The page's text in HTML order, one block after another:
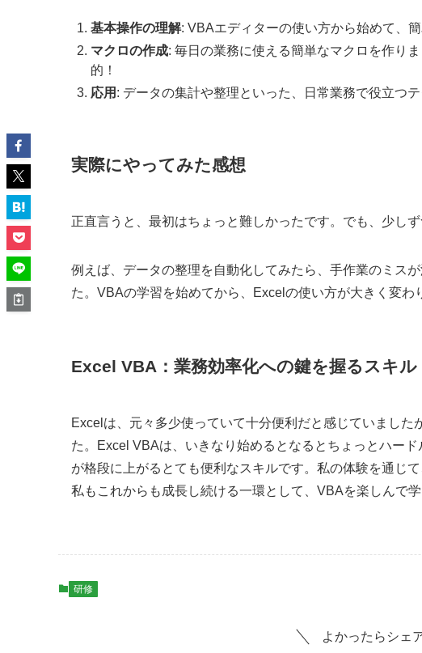
基本操作の理解: VBAエディターの使い方から始めて、
マクロの作成: 毎日の業務に使える簡単なマクロを作り
的！
応用 : データの集計や整理といった、日常業務で役立つテ
実際にやってみた感想
正直言うと、最初はちょっと難しかったです。でも、少し
例えば、データの整理を自動化してみたら、手作業のミス
た。VBAの学習を始めてから、Excelの使い方が大きく変わ
Excel VBA：業務効率化への鍵を握るスキル
Excelは、元々多少使っていて十分便利だと感じていまし
た。Excel VBAは、いきなり始めるとなるとちょっとハー
が格段に上がるとても便利なスキルです。私の体験を通じ
私もこれからも成長し続ける一環として、VBAを楽しんで学
研修
よかったらシェ